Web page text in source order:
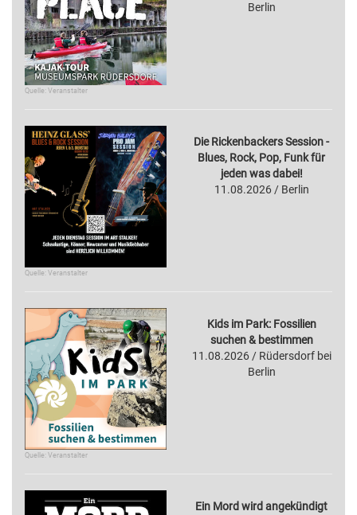
Quelle: Veranstalter
Berlin
Quelle: Veranstalter
Die Rickenbackers Session -
Blues, Rock, Pop, Funk für
jeden was dabei!
11.08.2026 / Berlin
Quelle: Veranstalter
Kids im Park: Fossilien
suchen & bestimmen
11.08.2026 / Rüdersdorf bei
Berlin
Ein Mord wird angekündigt